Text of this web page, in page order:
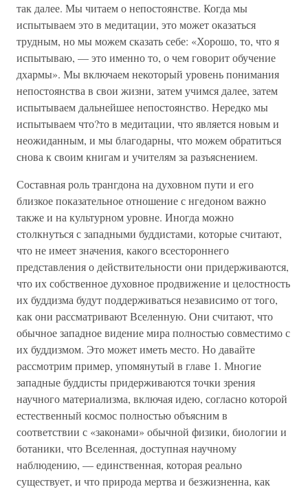
так далее. Мы читаем о непостоянстве. Когда мы
испытываем это в медитации, это может оказаться
трудным, но мы можем сказать себе: «Хорошо, то, что я
испытываю, — это именно то, о чем говорит обучение
дхармы». Мы включаем некоторый уровень понимания
непостоянства в свои жизни, затем учимся далее, затем
испытываем дальнейшее непостоянство. Нередко мы
испытываем что?то в медитации, что является новым и
неожиданным, и мы благодарны, что можем обратиться
снова к своим книгам и учителям за разъяснением.
Составная роль трангдона на духовном пути и его
близкое показательное отношение с нгедоном важно
также и на культурном уровне. Иногда можно
столкнуться с западными буддистами, которые считают,
что не имеет значения, какого всестороннего
представления о действительности они придерживаются,
что их собственное духовное продвижение и целостность
их буддизма будут поддерживаться независимо от того,
как они рассматривают Вселенную. Они считают, что
обычное западное видение мира полностью совместимо с
их буддизмом. Это может иметь место. Но давайте
рассмотрим пример, упомянутый в главе 1. Многие
западные буддисты придерживаются точки зрения
научного материализма, включая идею, согласно которой
естественный космос полностью объясним в
соответствии с «законами» обычной физики, биологии и
ботаники, что Вселенная, доступная научному
наблюдению, — единственная, которая реально
существует, и что природа мертва и безжизненна, как